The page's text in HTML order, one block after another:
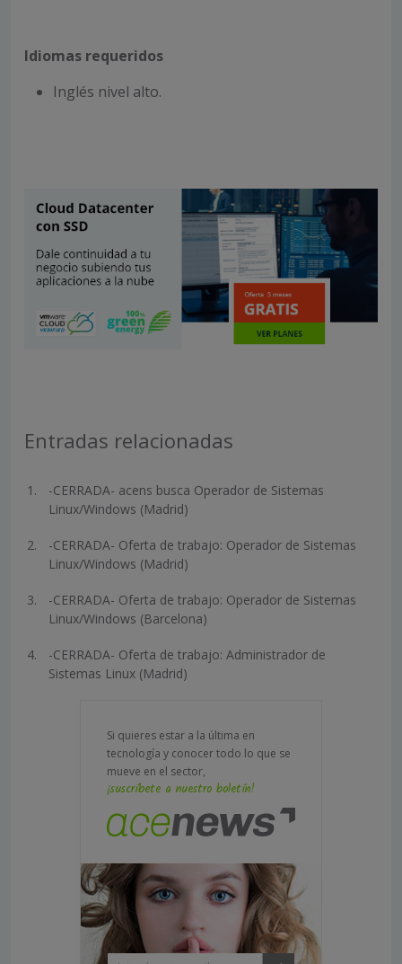
Idiomas requeridos
Inglés nivel alto.
Entradas relacionadas
-CERRADA- acens busca Operador de Sistemas
Linux/Windows (Madrid)
-CERRADA- Oferta de trabajo: Operador de Sistemas
Linux/Windows (Madrid)
-CERRADA- Oferta de trabajo: Operador de Sistemas
Linux/Windows (Barcelona)
-CERRADA- Oferta de trabajo: Administrador de
Sistemas Linux (Madrid)
Si quieres estar a la última en
tecnología y conocer todo lo que se
mueve en el sector,
¡suscríbete a nuestro boletín!